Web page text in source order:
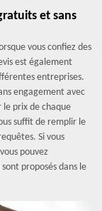
et sans
vous confiez des
est également
entreprises.
engagement avec
prix de chaque
suffit de remplir le
Si vous
pouvez
proposés dans le